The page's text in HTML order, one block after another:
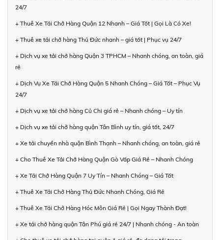
24/7
+ Thuê Xe Tải Chở Hàng Quận 12 Nhanh – Giá Tốt | Gọi Là Có Xe!
+ Thuê xe tải chở hàng Thủ Đức nhanh – giá tốt | Phục vụ 24/7
+ Dịch vụ xe tải chở hàng Quận 3 TPHCM – Nhanh chóng, an toàn, giá
rẻ
+ Dịch Vụ Xe Tải Chở Hàng Quận 5 Nhanh Chóng – Giá Tốt – Phục Vụ
24/7
+ Dịch vụ xe tải chở hàng Củ Chi giá rẻ – Nhanh chóng – Uy tín
+ Dịch vụ xe tải chở hàng quận Tân Bình uy tín, giá tốt, 24/7
+ Xe tải chuyển nhà quận Bình Thạnh – Nhanh chóng, an toàn, giá rẻ
+ Cho Thuê Xe Tải Chở Hàng Quận Gò Vấp Giá Rẻ – Nhanh Chóng
+ Xe Tải Chở Hàng Quận 7 Uy Tín – Nhanh Chóng – Giá Tốt
+ Thuê Xe Tải Chở Hàng Thủ Đức Nhanh Chóng, Giá Rẻ
+ Thuê Xe Tải Chở Hàng Hóc Môn Giá Rẻ | Gọi Ngay Thành Đạt!
+ Xe tải chở hàng quận Tân Phú giá rẻ 24/7 | Nhanh chóng - An toàn